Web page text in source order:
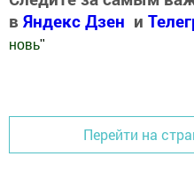
в Яндекс Дзен и
новь"
Перейти на